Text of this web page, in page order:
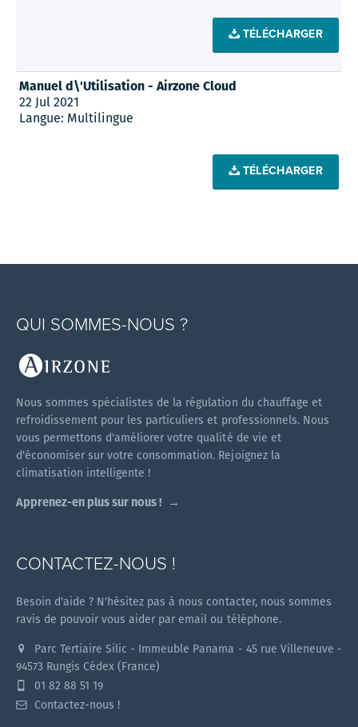
TÉLÉCHARGER
Manuel d\'Utilisation - Airzone Cloud
22 Jul 2021
Langue: Multilingue
TÉLÉCHARGER
QUI SOMMES-NOUS ?
Nous sommes spécialistes de la régulation du chauffage et
refroidissement pour les particuliers et professionnels. Nous
vous permettons d'améliorer votre qualité de vie et
d'économiser sur votre consommation. Rejoignez la
climatisation intelligente !
Apprenez-en plus sur nous !
CONTACTEZ-NOUS !
Besoin d'aide ? N'hésitez pas à nous contacter, nous sommes
ravis de pouvoir vous aider par email ou téléphone.
Parc Tertiaire Silic - Immeuble Panama - 45 rue Villeneuve -
94573 Rungis Cédex (France)
01 82 88 51 19
Contactez-nous !